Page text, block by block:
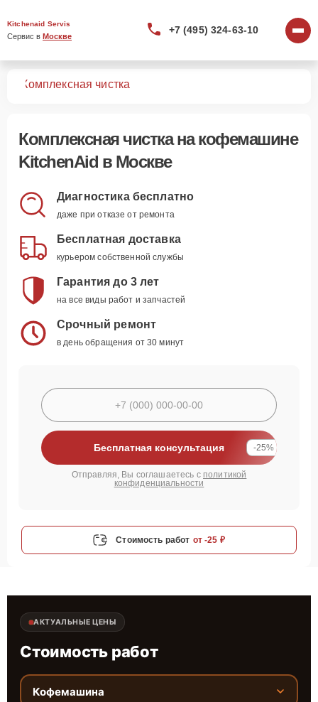
Kitchenaid Servis
Сервис в Москве
+7 (495) 324-63-10
Комплексная чистка
Комплексная чисткана кофемашине
KitchenAid в Москве
Диагностика бесплатно
даже при отказе от ремонта
Бесплатная доставка
курьером собственной службы
Гарантия до 3 лет
на все виды работ и запчастей
Срочный ремонт
в день обращения от 30 минут
Бесплатная консультация -25%
Отправляя, Вы соглашаетесь с политикой
конфиденциальности
Стоимость работ от -25 ₽
АКТУАЛЬНЫЕ ЦЕНЫ
Стоимость работ
Кофемашина